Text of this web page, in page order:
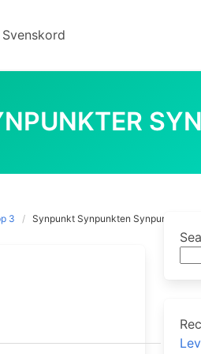
Svenskord
3 Synpunkt Synpunkten Synpunkter